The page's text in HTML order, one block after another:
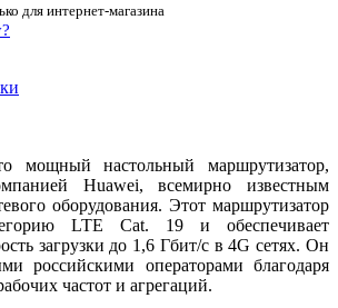
для интернет-магазина
мощный настольный маршрутизатор,
Huawei, всемирно известным
оборудования. Этот маршрутизатор
LTE Cat. 19 и обеспечивает
загрузки до 1,6 Гбит/с в 4G сетях. Он
российскими операторами благодаря
частот и агрегаций.